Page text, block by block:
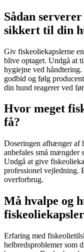
Sådan
sikkert til din
Giv fiskeoliekapslerne
blive optaget. Undgå at
hygiejne ved
godbid og følg
din hund reagerer ved
Hvor meget
få?
Doseringen afhænger af
anbefales små mængder
Undgå at give
professionel vejledning.
overforbrug.
Må hvalpe og
Erfaring med
helbredsproblemer som